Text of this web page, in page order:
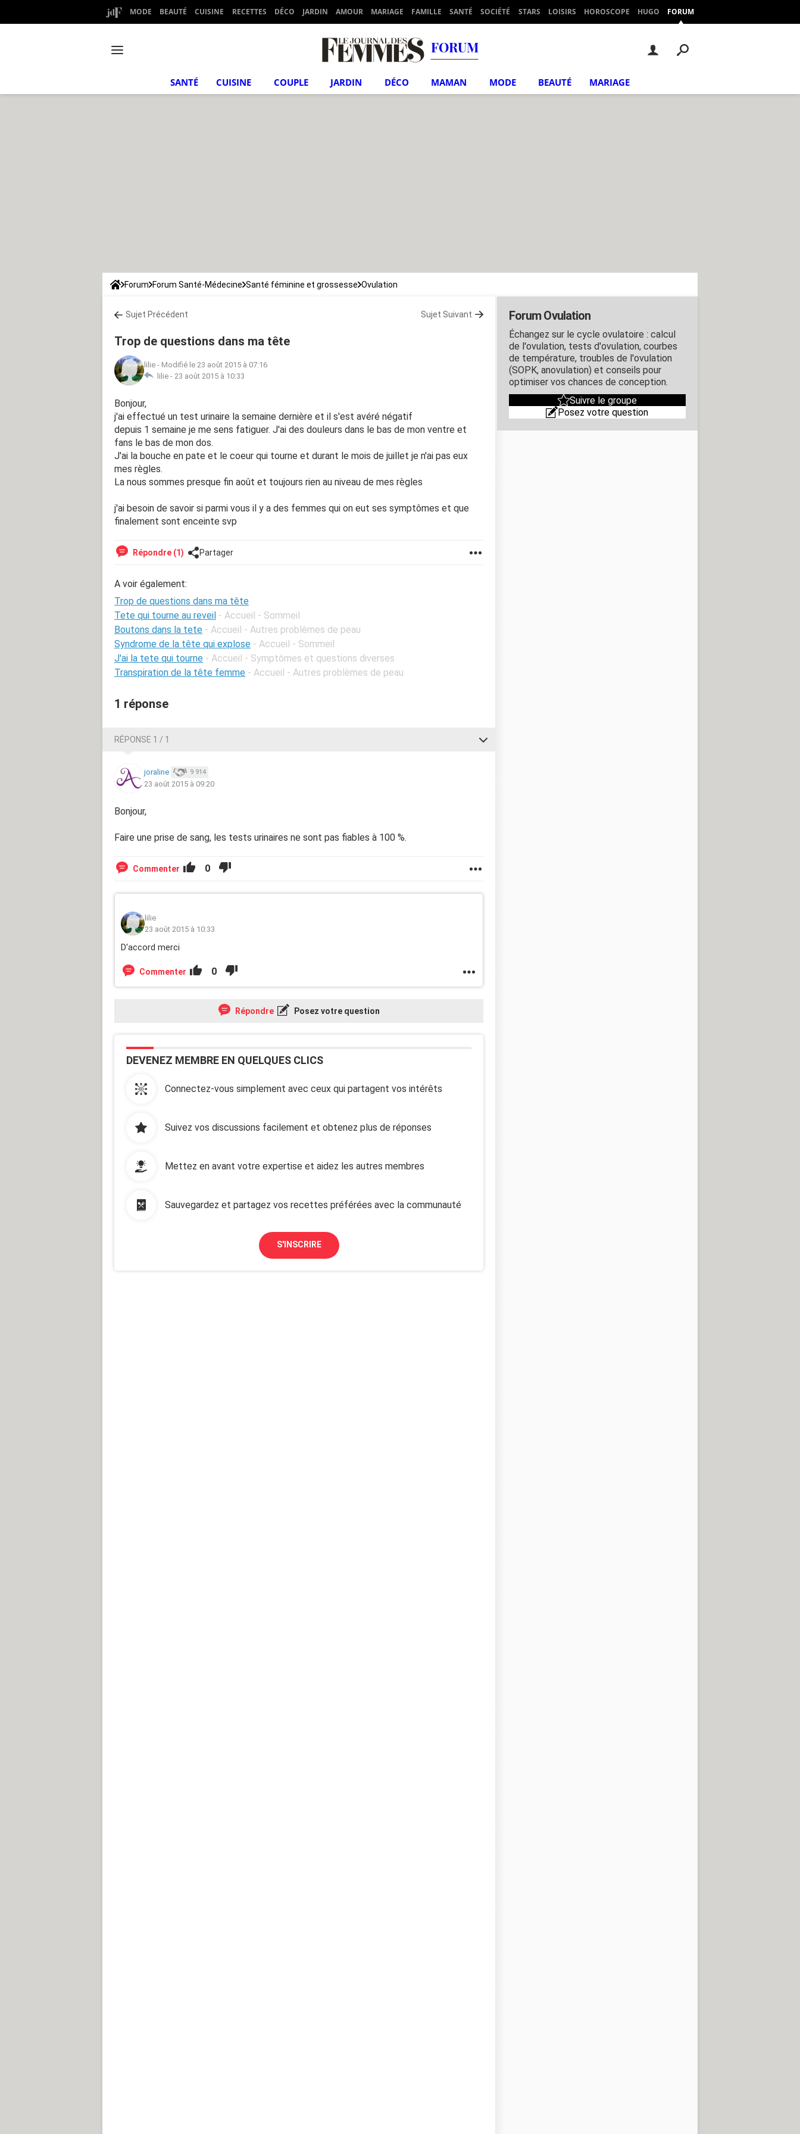
MODE BEAUTÉ CUISINE RECETTES DÉCO JARDIN AMOUR MARIAGE FAMILLE SANTÉ SOCIÉTÉ STARS LOISIRS HOROSCOPE HUGO FORUM
FORUM
SANTÉ CUISINE COUPLE JARDIN DÉCO MAMAN MODE BEAUTÉ MARIAGE
Forum Forum Santé-Médecine Santé féminine et grossesse Ovulation
Sujet Précédent Sujet Suivant
Trop de questions dans ma tête
lilie - Modifié le 23 août 2015 à 07:16
lilie - 23 août 2015 à 10:33
Bonjour,
j'ai effectué un test urinaire la semaine dernière et il s'est avéré négatif
depuis 1 semaine je me sens fatiguer. J'ai des douleurs dans le bas de mon ventre et
fans le bas de mon dos.
J'ai la bouche en pate et le coeur qui tourne et durant le mois de juillet je n'ai pas eux
mes règles.
La nous sommes presque fin août et toujours rien au niveau de mes règles
j'ai besoin de savoir si parmi vous il y a des femmes qui on eut ses symptômes et que
finalement sont enceinte svp
Répondre (1) Partager
A voir également:
Trop de questions dans ma tête
Tete qui tourne au reveil - Accueil - Sommeil
Boutons dans la tete - Accueil - Autres problèmes de peau
Syndrome de la tête qui explose - Accueil - Sommeil
J'ai la tete qui tourne - Accueil - Symptômes et questions diverses
Transpiration de la tête femme - Accueil - Autres problèmes de peau
1 réponse
RÉPONSE 1 / 1
joraline 9 914
23 août 2015 à 09:20
Bonjour,
Faire une prise de sang, les tests urinaires ne sont pas fiables à 100 %.
Commenter 0
lilie
23 août 2015 à 10:33
D'accord merci
Commenter 0
Répondre Posez votre question
DEVENEZ MEMBRE EN QUELQUES CLICS
Connectez-vous simplement avec ceux qui partagent vos intérêts
Suivez vos discussions facilement et obtenez plus de réponses
Mettez en avant votre expertise et aidez les autres membres
Sauvegardez et partagez vos recettes préférées avec la communauté
S'INSCRIRE
Forum Ovulation
Échangez sur le cycle ovulatoire : calcul
de l'ovulation, tests d'ovulation, courbes
de température, troubles de l'ovulation
(SOPK, anovulation) et conseils pour
optimiser vos chances de conception.
Suivre le groupe
Posez votre question